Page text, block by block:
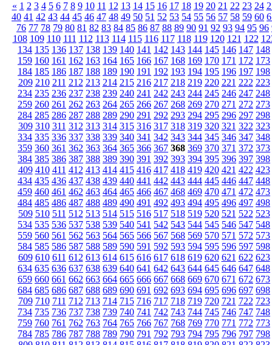
« 1 2 3 4 5 6 7 8 9 10 11 12 13 14 15 16 17 18 19 20 21 22 23 24
40 41 42 43 44 45 46 47 48 49 50 51 52 53 54 55 56 57 58 59 60
76 77 78 79 80 81 82 83 84 85 86 87 88 89 90 91 92 93 94 95 96
108 109 110 111 112 113 114 115 116 117 118 119 120 121 122
134 135 136 137 138 139 140 141 142 143 144 145 146 147 148
159 160 161 162 163 164 165 166 167 168 169 170 171 172 173
184 185 186 187 188 189 190 191 192 193 194 195 196 197 198
209 210 211 212 213 214 215 216 217 218 219 220 221 222 223
234 235 236 237 238 239 240 241 242 243 244 245 246 247 248
259 260 261 262 263 264 265 266 267 268 269 270 271 272 273
284 285 286 287 288 289 290 291 292 293 294 295 296 297 298
309 310 311 312 313 314 315 316 317 318 319 320 321 322 323
334 335 336 337 338 339 340 341 342 343 344 345 346 347 348
359 360 361 362 363 364 365 366 367 368 369 370 371 372 373
384 385 386 387 388 389 390 391 392 393 394 395 396 397 398
409 410 411 412 413 414 415 416 417 418 419 420 421 422 423
434 435 436 437 438 439 440 441 442 443 444 445 446 447 448
459 460 461 462 463 464 465 466 467 468 469 470 471 472 473
484 485 486 487 488 489 490 491 492 493 494 495 496 497 498
509 510 511 512 513 514 515 516 517 518 519 520 521 522 523
534 535 536 537 538 539 540 541 542 543 544 545 546 547 548
559 560 561 562 563 564 565 566 567 568 569 570 571 572 573
584 585 586 587 588 589 590 591 592 593 594 595 596 597 598
609 610 611 612 613 614 615 616 617 618 619 620 621 622 623
634 635 636 637 638 639 640 641 642 643 644 645 646 647 648
659 660 661 662 663 664 665 666 667 668 669 670 671 672 673
684 685 686 687 688 689 690 691 692 693 694 695 696 697 698
709 710 711 712 713 714 715 716 717 718 719 720 721 722 723
734 735 736 737 738 739 740 741 742 743 744 745 746 747 748
759 760 761 762 763 764 765 766 767 768 769 770 771 772 773
784 785 786 787 788 789 790 791 792 793 794 795 796 797 798